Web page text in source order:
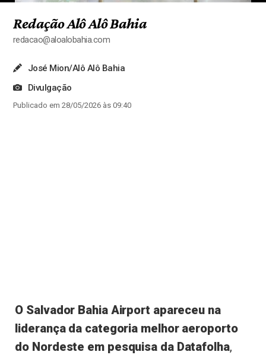
Redação Alô Alô Bahia
redacao@aloalobahia.com
José Mion/Alô Alô Bahia
Divulgação
Publicado em 28/05/2026 às 09:40
O Salvador Bahia Airport apareceu na
liderança da categoria melhor aeroporto
do Nordeste em pesquisa da Datafolha,